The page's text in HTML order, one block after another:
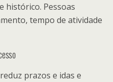
histórico. Pessoas
tempo de atividade
prazos e idas e